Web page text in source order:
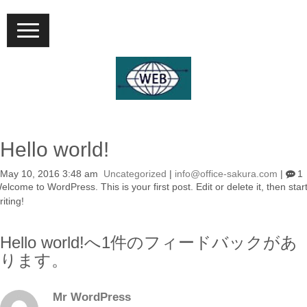
N
a
v
Hello world!
May 10, 2016 3:48 am Uncategorized info@office-sakura.com
1
to WordPress. This is your first post. Edit or delete it, then start
Hello world!へ1件のフィードバックがあ
ります。
Mr WordPressよ